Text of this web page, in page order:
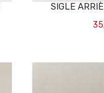
SIGLE